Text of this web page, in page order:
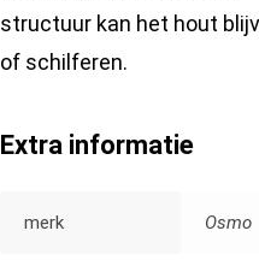
structuur kan het hout
of schilferen.
Extra informatie
merk Osmo